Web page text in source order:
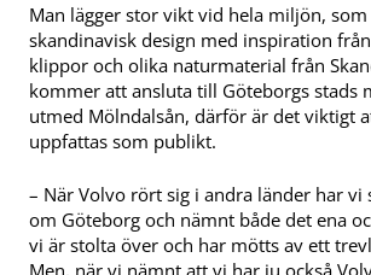
Man lägger stor vikt vid hela miljön, som
skandinavisk design med inspiration
klippor och olika naturmaterial från
kommer att ansluta till Göteborgs stads
utmed Mölndalsån, därför är det viktigt
uppfattas som publikt.
– När Volvo rört sig i andra länder har vi
om Göteborg och nämnt både det ena
vi är stolta över och har mötts av ett
Men, när vi nämnt att vi har ju också